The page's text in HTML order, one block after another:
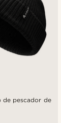
de pescador de